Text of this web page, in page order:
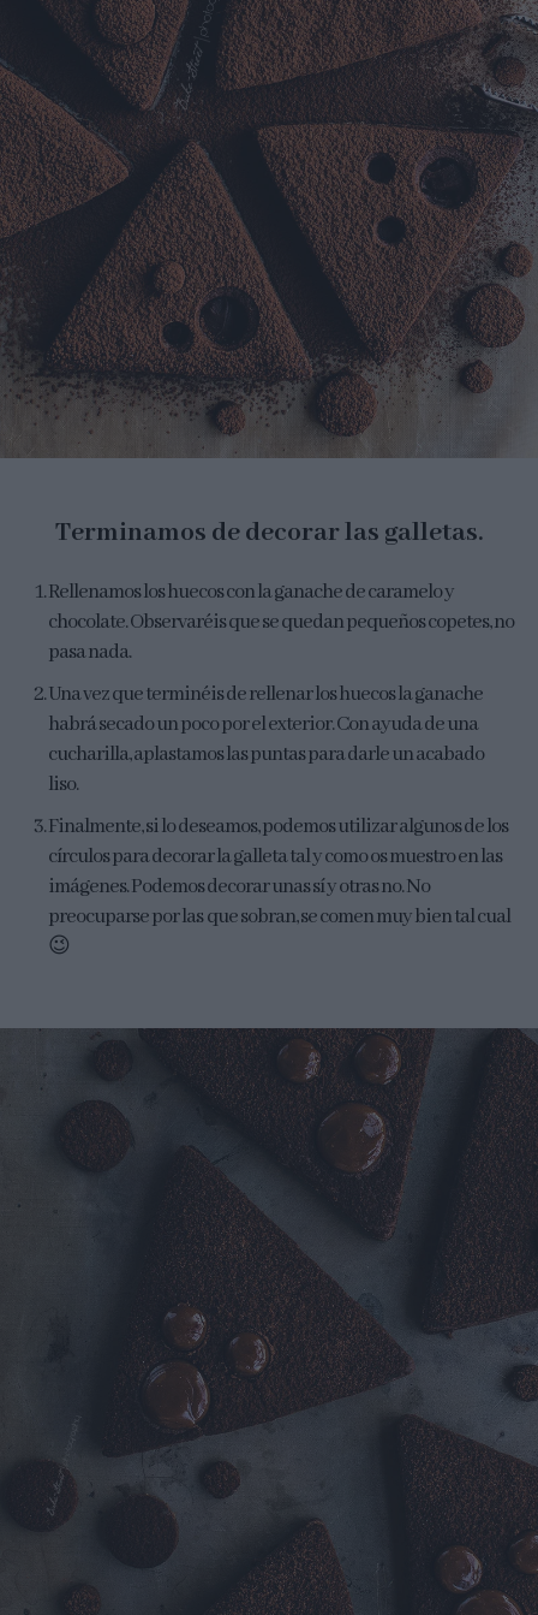
Terminamos de decorar las galletas.
Rellenamos los huecos con la ganache de caramelo y
chocolate. Observaréis que se quedan pequeños copetes, no
pasa nada.
Una vez que terminéis de rellenar los huecos la ganache
habrá secado un poco por el exterior. Con ayuda de una
cucharilla, aplastamos las puntas para darle un acabado
liso.
Finalmente, si lo deseamos, podemos utilizar algunos de los
círculos para decorar la galleta tal y como os muestro en las
imágenes. Podemos decorar unas sí y otras no. No
preocuparse por las que sobran, se comen muy bien tal cual
😉